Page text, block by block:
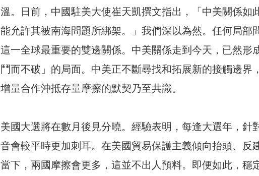
溫。日前，中國駐美大使崔天凱撰文指出，「中美關係如
能允許其被南海問​​題所綁架。」我們深以為然。任何局部
這一全球最重要的雙邊關係。中美關係走到今天，已然形
鬥而不破」的局面。中美正不斷尋找和拓展新的接觸邊界
增量合作沖抵存量摩擦的默契乃至共識。
美國大選將在數月後見分曉。經驗表明，每逢大選年，針
音會較平時更加刺耳。在美國貿易保護主義傾向抬頭、反
當下，兩國摩擦會更多，這並不出人預料。即便如此，穩